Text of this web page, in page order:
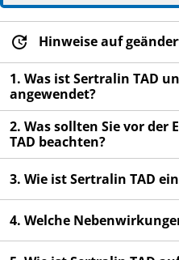
Dieses Arzneimittel
verschrieben. Geben
Es kann anderen
diese die gleichen
Wenn Sie
sich an Ihren Arzt
für Nebenwirkungen,
Packungsbeilage
4.
Hinweise auf
1. Was ist Sertralin TAD
angewendet?
2. Was sollten Sie vor der
TAD beachten?
3. Wie ist Sertralin TAD
4. Welche